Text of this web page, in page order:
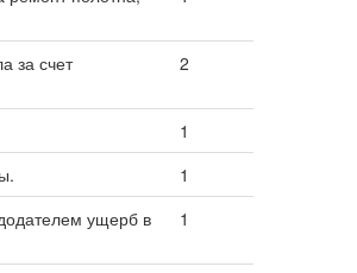
за счет
2
1
1
ущерб в
1